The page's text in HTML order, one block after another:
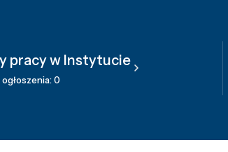
pracy w Instytucie
0